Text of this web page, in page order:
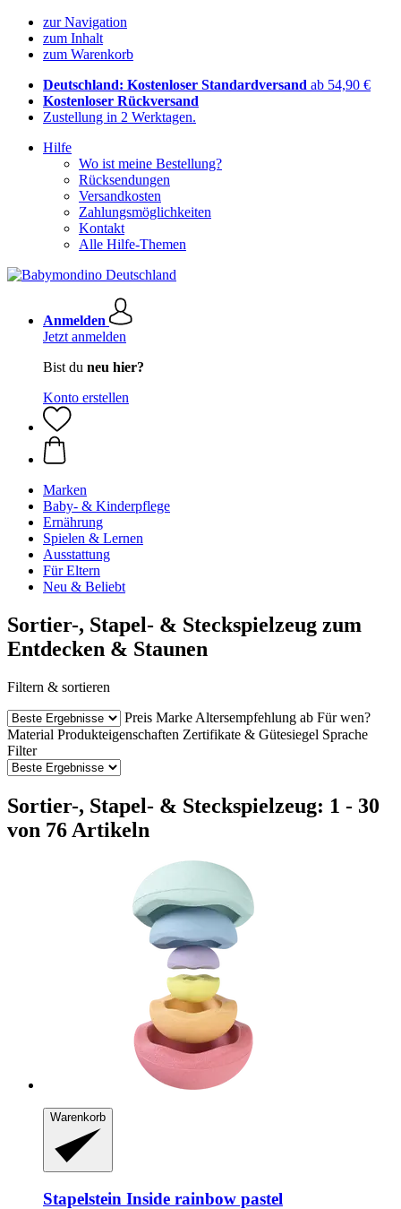
zur Navigation
zum Inhalt
zum Warenkorb
Deutschland: Kostenloser Standardversand ab 54,90 €
Kostenloser Rückversand
Zustellung in 2 Werktagen.
Hilfe
Wo ist meine Bestellung?
Rücksendungen
Versandkosten
Zahlungsmöglichkeiten
Kontakt
Alle Hilfe-Themen
Anmelden
Jetzt anmelden
Bist du neu hier?
Konto erstellen
Marken
Baby- & Kinderpflege
Ernährung
Spielen & Lernen
Ausstattung
Für Eltern
Neu & Beliebt
Sortier-, Stapel- & Steckspielzeug zum
Entdecken & Staunen
Filtern & sortieren
Preis Marke Altersempfehlung ab Für wen?
Material Produkteigenschaften Zertifikate & Gütesiegel Sprache
Filter
Sortier-, Stapel- & Steckspielzeug: 1 - 30
von 76 Artikeln
Warenkorb
Stapelstein Inside rainbow pastel